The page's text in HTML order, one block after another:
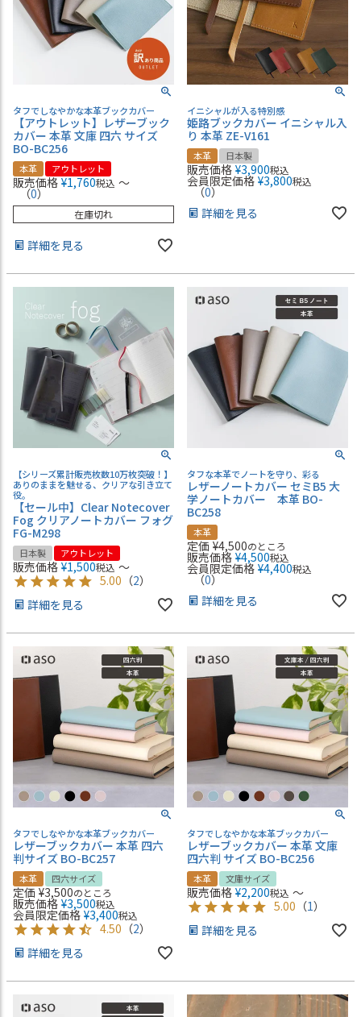
タフでしなやかな本革ブックカバー
【アウトレット】レザーブック
カバー 本革 文庫 四六 サイズ
BO-BC256
本革 アウトレット
販売価格 ¥1,760税込 〜
（0）
在庫切れ
詳細を見る
イニシャルが入る特別感
姫路ブックカバー イニシャル入
り 本革 ZE-V161
本革 日本製
販売価格 ¥3,900税込
会員限定価格 ¥3,800税込
（0）
詳細を見る
【シリーズ累計販売枚数10万枚突破！】
ありのままを魅せる、クリアな引き立て
役。
【セール中】Clear Notecover
Fog クリアノートカバー フォグ
FG-M298
日本製 アウトレット
販売価格 ¥1,500税込 〜
5.00 （2）
詳細を見る
タフな本革でノートを守り、彩る
レザーノートカバー セミB5 大
学ノートカバー 本革 BO-
BC258
本革
定価 ¥4,500のところ
販売価格 ¥4,500税込
会員限定価格 ¥4,400税込
（0）
詳細を見る
タフでしなやかな本革ブックカバー
レザーブックカバー 本革 四六
判サイズ BO-BC257
本革 四六サイズ
定価 ¥3,500のところ
販売価格 ¥3,500税込
会員限定価格 ¥3,400税込
4.50 （2）
詳細を見る
タフでしなやかな本革ブックカバー
レザーブックカバー 本革 文庫
四六判 サイズ BO-BC256
本革 文庫サイズ
販売価格 ¥2,200税込 〜
5.00 （1）
詳細を見る